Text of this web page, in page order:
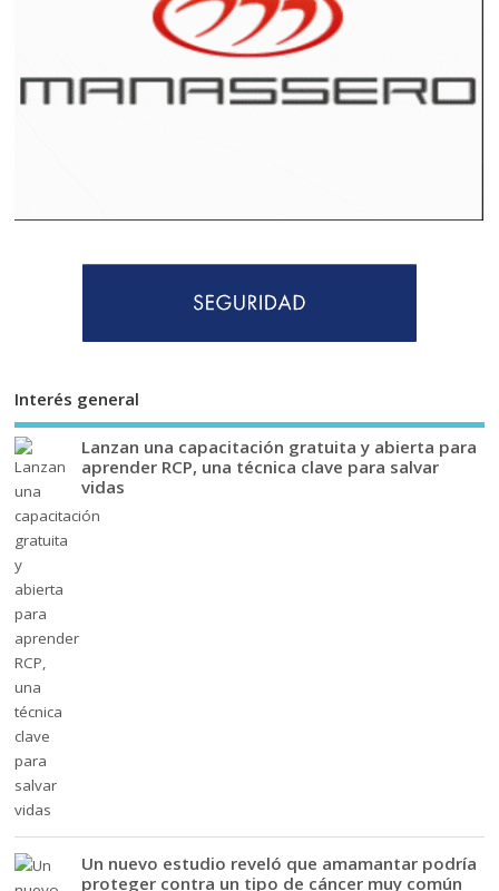
Interés general
Lanzan una capacitación gratuita y abierta para
aprender RCP, una técnica clave para salvar
vidas
Un nuevo estudio reveló que amamantar podría
proteger contra un tipo de cáncer muy común